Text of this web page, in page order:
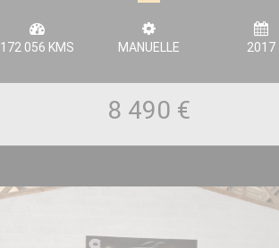
172 056 KMS MANUELLE 2017
8 490 €